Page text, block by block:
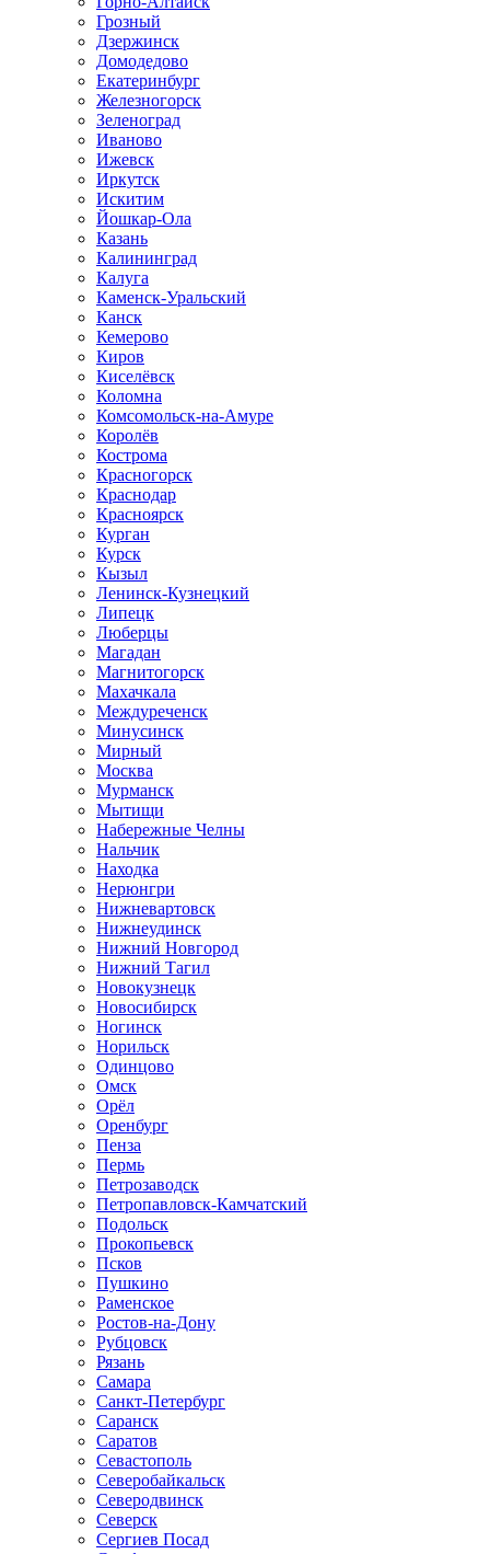
Грозный
Дзержинск
Домодедово
Екатеринбург
Железногорск
Зеленоград
Иваново
Ижевск
Иркутск
Искитим
Йошкар-Ола
Казань
Калининград
Калуга
Каменск-Уральский
Канск
Кемерово
Киров
Киселёвск
Коломна
Комсомольск-на-Амуре
Королёв
Кострома
Красногорск
Краснодар
Красноярск
Курган
Курск
Кызыл
Ленинск-Кузнецкий
Липецк
Люберцы
Магадан
Магнитогорск
Махачкала
Междуреченск
Минусинск
Мирный
Москва
Мурманск
Мытищи
Набережные Челны
Нальчик
Находка
Нерюнгри
Нижневартовск
Нижнеудинск
Нижний Новгород
Нижний Тагил
Новокузнецк
Новосибирск
Ногинск
Норильск
Одинцово
Омск
Орёл
Оренбург
Пенза
Пермь
Петрозаводск
Петропавловск-Камчатский
Подольск
Прокопьевск
Псков
Пушкино
Раменское
Ростов-на-Дону
Рубцовск
Рязань
Самара
Санкт-Петербург
Саранск
Саратов
Севастополь
Северобайкальск
Северодвинск
Северск
Сергиев Посад